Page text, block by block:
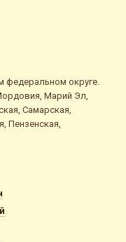
федеральном округе.
Марий Эл,
Самарская,
Пензенская,